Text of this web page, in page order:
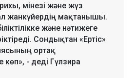
мінезі және жүз
жанкүйердің мақтанышы.
және нәтижеге
Сондықтан «Ертіс»
ортақ
- деді Гүлзира